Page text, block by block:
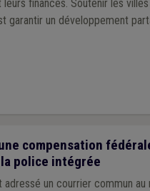
villes ne revient pas à
garantir un développement
compensation
police intégrée
adressé un courrier commun